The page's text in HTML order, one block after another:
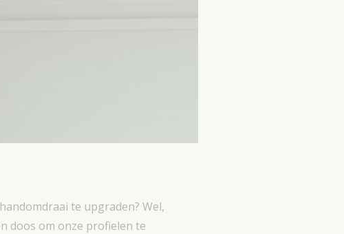
te upgraden? Wel,
doos om onze profielen te